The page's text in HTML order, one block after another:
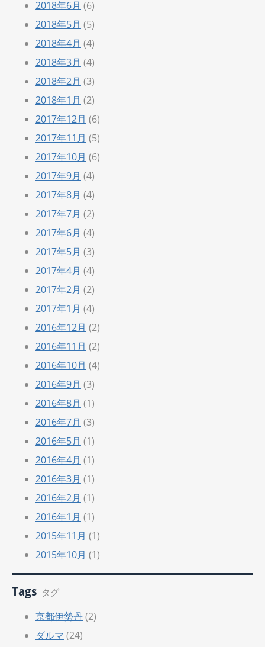
2018年6月 (6)
2018年5月 (5)
2018年4月 (4)
2018年3月 (4)
2018年2月 (3)
2018年1月 (2)
2017年12月 (6)
2017年11月 (5)
2017年10月 (6)
2017年9月 (4)
2017年8月 (4)
2017年7月 (2)
2017年6月 (4)
2017年5月 (3)
2017年4月 (4)
2017年2月 (2)
2017年1月 (4)
2016年12月 (2)
2016年11月 (2)
2016年10月 (4)
2016年9月 (3)
2016年8月 (1)
2016年7月 (3)
2016年5月 (1)
2016年4月 (1)
2016年3月 (1)
2016年2月 (1)
2016年1月 (1)
2015年11月 (1)
2015年10月 (1)
Tags タグ
京都伊勢丹(2)
ダルマ (24)